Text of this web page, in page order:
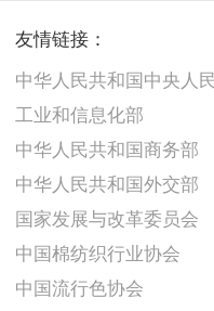
友情链接：
工业和信息化部
中华人民共和国商务部
中华人民共和国外交部
国家发展与改革委员会
中国棉纺织行业协会
中国流行色协会